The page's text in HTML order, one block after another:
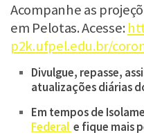
Acompanhe as
em Pelotas. Acesse:
p2k.ufpel.edu.br/
Divulgue, repasse,
atualizações diárias
Em tempos de
Federal e fique mais